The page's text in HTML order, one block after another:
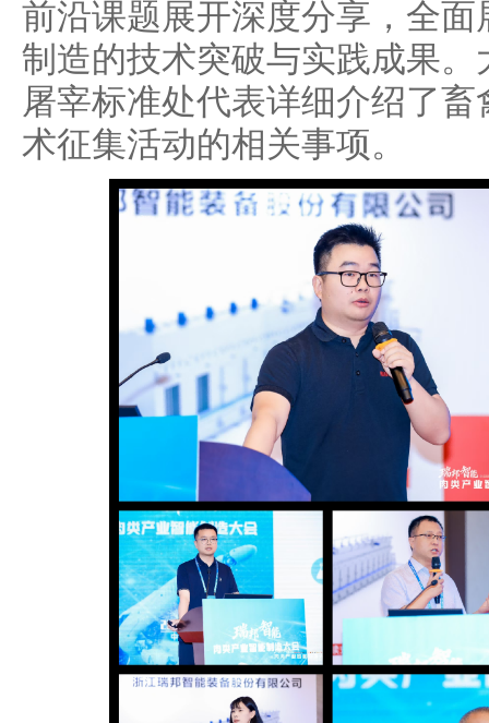
前沿课题展开深度分享，全
制造的技术突破与实践成果
屠宰标准处代表详细介绍了
术征集活动的相关事项。